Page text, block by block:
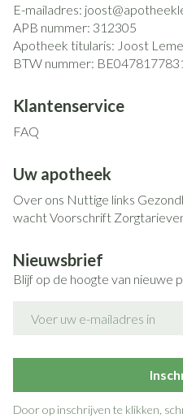
E-mailadres: joost@
APB nummer: 312305
Apotheek titularis: Joost
BTW nummer:
Klantenservice
FAQ
Uw apotheek
Over ons Nuttige links
wachtVoorschrift
Nieuwsbrief
Blijf op de hoogte van nieuwe
Door op inschrijven te klikken,